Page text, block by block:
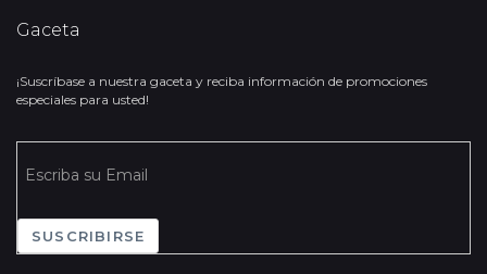
Gaceta
¡Suscríbase a nuestra gaceta y reciba información de promociones
especiales para usted!
SUSCRIBIRSE